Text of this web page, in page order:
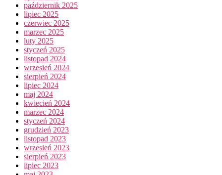
październik 2025
lipiec 2025
czerwiec 2025
marzec 2025
luty 2025
styczeń 2025
listopad 2024
wrzesień 2024
sierpień 2024
lipiec 2024
maj 2024
kwiecień 2024
marzec 2024
styczeń 2024
grudzień 2023
listopad 2023
wrzesień 2023
sierpień 2023
lipiec 2023